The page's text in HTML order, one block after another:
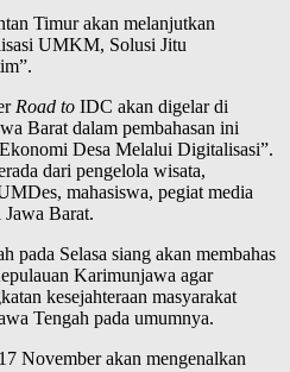
Timur akan melanjutkan
UMKM, Solusi Jitu
Road to IDC akan digelar di
Barat dalam pembahasan ini
Desa Melalui Digitalisasi”.
dari pengelola wisata,
mahasiswa, pegiat media
Jawa Barat.
pada Selasa siang akan membahas
Karimunjawa agar
kesejahteraan masyarakat
Tengah pada umumnya.
November akan mengenalkan